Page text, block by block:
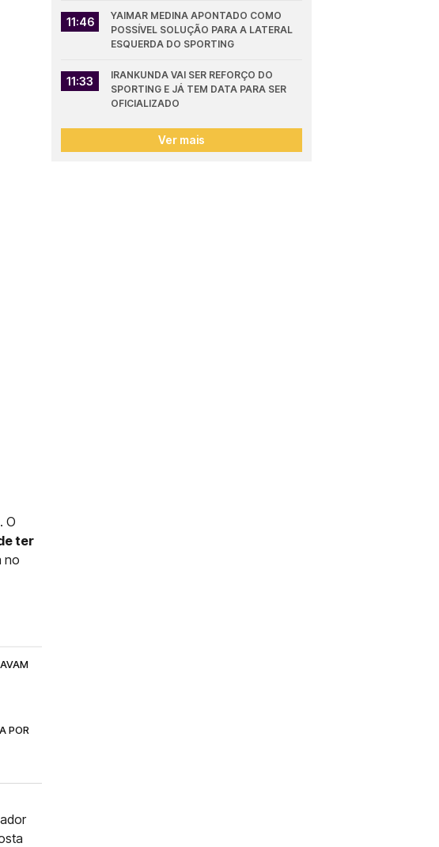
O
ter
no
POR
11:46
YAIMAR MEDINA APONTADO COMO
POSSÍVEL SOLUÇÃO PARA A LATERAL
ESQUERDA DO SPORTING
11:33
IRANKUNDA VAI SER REFORÇO DO
SPORTING E JÁ TEM DATA PARA SER
OFICIALIZADO
Ver mais